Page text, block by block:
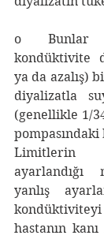
o Bunlar
kondüktivite
ya da azalış)
diyalizatla
(genellikle 1/
Limitlerin
ayarlandığı
yanlış
kondüktiviteyi
hastanın